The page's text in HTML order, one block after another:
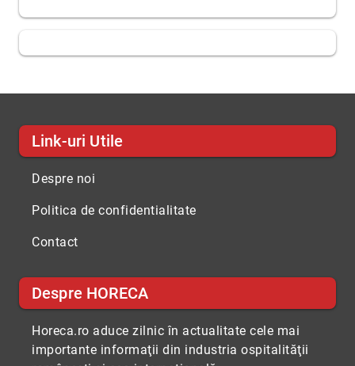
Link-uri Utile
Despre noi
Politica de confidentialitate
Contact
Despre HORECA
Horeca.ro aduce zilnic în actualitate cele mai
importante informaţii din industria ospitalităţii